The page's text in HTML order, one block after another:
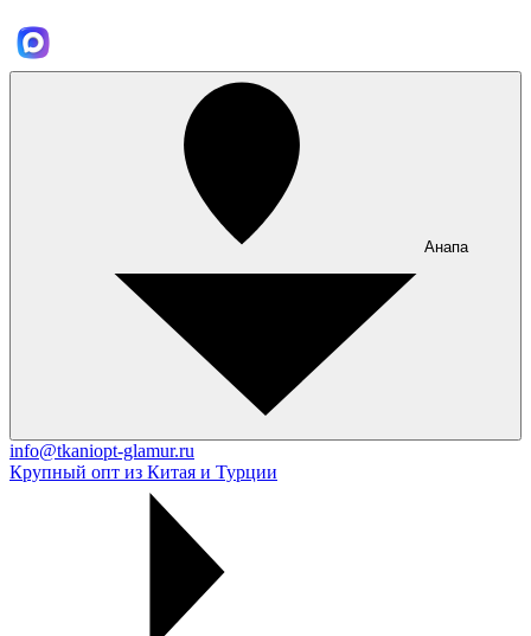
Анапа
info@tkaniopt-glamur.ru
Крупный опт из Китая и Турции